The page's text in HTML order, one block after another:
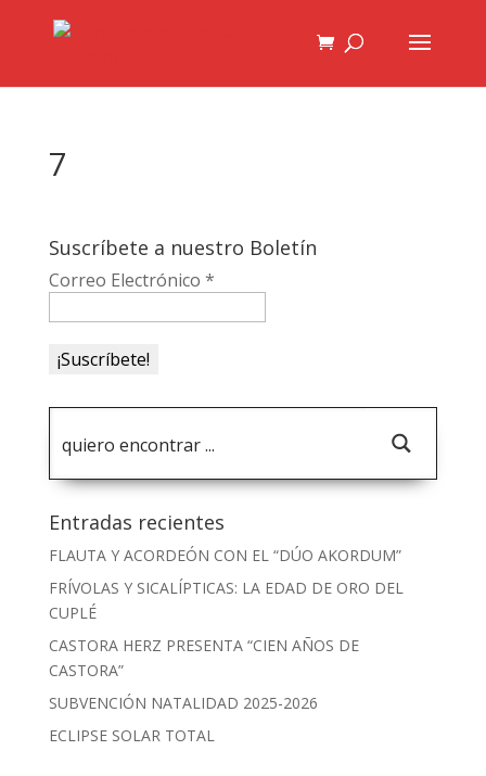
7
Suscríbete a nuestro Boletín
Correo Electrónico *
Entradas recientes
FLAUTA Y ACORDEÓN CON EL “DÚO AKORDUM”
FRÍVOLAS Y SICALÍPTICAS: LA EDAD DE ORO DEL
CUPLÉ
CASTORA HERZ PRESENTA “CIEN AÑOS DE
CASTORA”
SUBVENCIÓN NATALIDAD 2025-2026
ECLIPSE SOLAR TOTAL